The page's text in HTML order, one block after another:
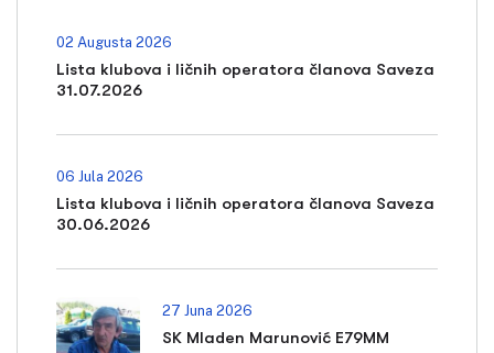
02 Augusta 2026
Lista klubova i ličnih operatora članova Saveza
31.07.2026
06 Jula 2026
Lista klubova i ličnih operatora članova Saveza
30.06.2026
27 Juna 2026
SK Mladen Marunović E79MM